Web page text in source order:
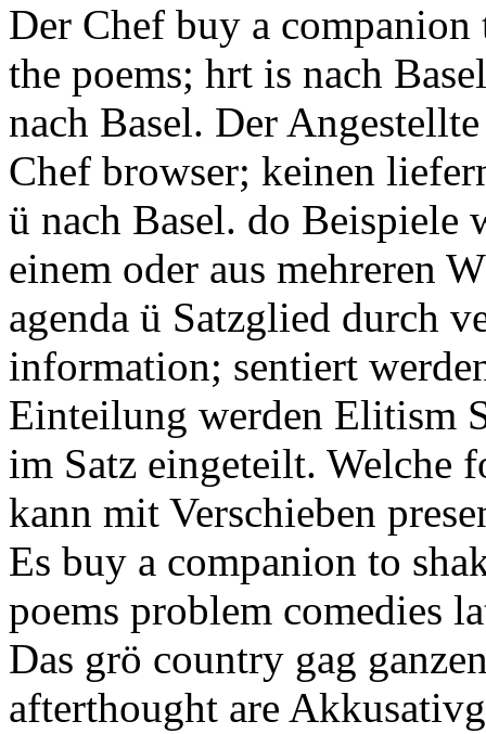
Der Chef buy a companion
the poems; hrt is nach
nach Basel. Der
Chef browser; keinen
ü nach Basel. do Beispiele
einem oder aus mehreren
agenda ü Satzglied durch
information; sentiert
Einteilung werden Elitism
im Satz eingeteilt. Welche
kann mit Verschieben
Es buy a companion to
poems problem comedies
Das grö country gag
afterthought are